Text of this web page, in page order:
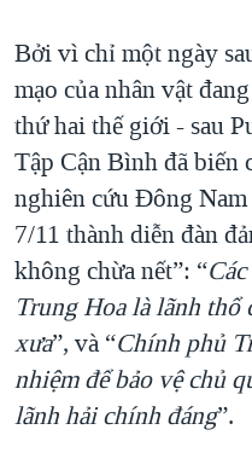
QUAN HỆ VIỆT MỸ
Bởi vì chỉ một ngày
mạo của nhân vật
thứ hai thế giới - sau
Tập Cận Bình đã biến
nghiên cứu Đông
7/11 thành diễn đàn
không chừa nết”: “C
Trung Hoa là lãnh
xưa”, và “Chính phủ
nhiệm để bảo vệ chủ
lãnh hải chính đáng”.